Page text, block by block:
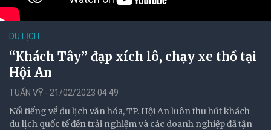
DU LỊCH
“Khách Tây” đạp xích lô, chạy xe thồ tại
Hội An
TUẤN VỸ - 21/02/2023 04:49
Nổi tiếng về du lịch văn hóa, TP. Hội An luôn thu hút khách
du lịch quốc tế đến trải nghiệm và các doanh nghiệp đã tận